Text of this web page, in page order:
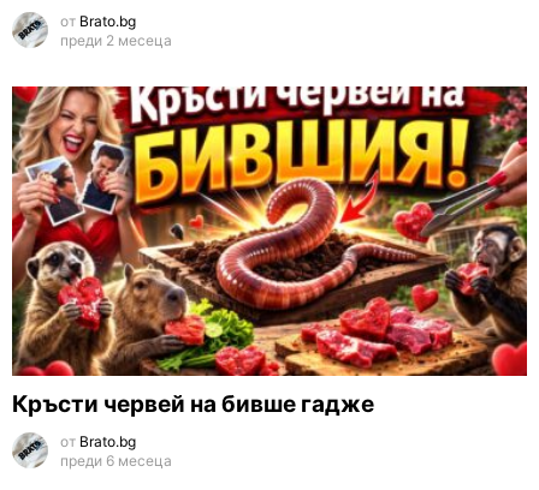
от Brato.bg
преди 2 месеца
Кръсти червей на бивше гадже
от Brato.bg
преди 6 месеца